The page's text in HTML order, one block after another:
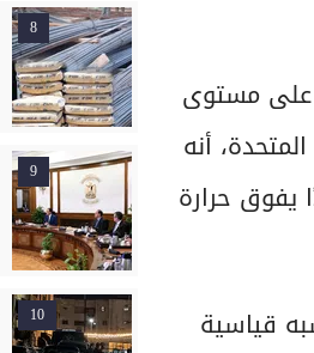
على مستوى
أنه
2030 رقمًا قياسيًا جديدًا يفوق حرارة
قياسية
8
9
10